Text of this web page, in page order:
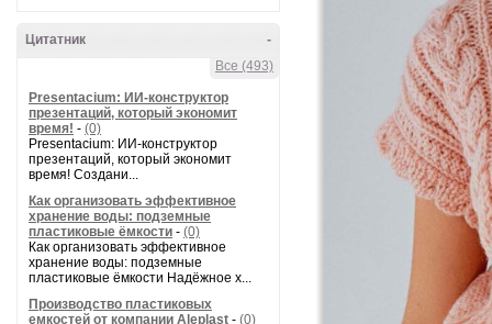
-
Цитатник
Все (493)
Presentacium: ИИ‑конструктор
презентаций, который экономит
время! - (0)
Presentacium: ИИ‑конструктор
презентаций, который экономит
время! Создани...
Как организовать эффективное
хранение воды: подземные
пластиковые ёмкости - (0)
Как организовать эффективное
хранение воды: подземные
пластиковые ёмкости Надёжное х...
Производство пластиковых
емкостей от компании Aleplast - (0)